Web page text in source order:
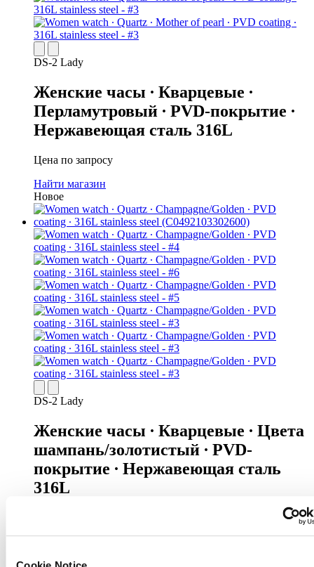
DS-2 Lady
Женские часы ∙ Кварцевые ∙
Перламутровый ∙ PVD-покрытие ∙
Нержавеющая сталь 316L
Цена по запросу
Найти магазин
Новое
DS-2 Lady
Женские часы ∙ Кварцевые ∙ Цвета
шампань/золотистый ∙ PVD-
покрытие ∙ Нержавеющая сталь
316L